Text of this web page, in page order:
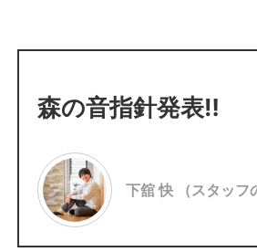
森の音指針発表‼
下舘 快 （スタッフ